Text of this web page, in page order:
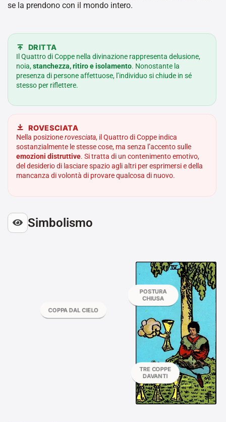
se la prendono con il mondo intero.
DRITTA
Il Quattro di Coppe nella divinazione rappresenta delusione,
noia,stanchezza, ritiro e isolamento. Nonostante la
presenza di persone affettuose, l’individuo si chiude in sé
stesso per riflettere.
ROVESCIATA
Nella posizionerovesciata, il Quattro di Coppe indica
sostanzialmente le stesse cose, ma senza l’accento sulle
emozioni distruttive. Si tratta di un contenimento emotivo,
del desiderio di lasciare spazio agli altri per esprimersi e della
mancanza di volontà di provare qualcosa di nuovo.
Simbolismo
COPPA DAL CIELO
POSTURA
CHIUSA
TRE COPPE
DAVANTI